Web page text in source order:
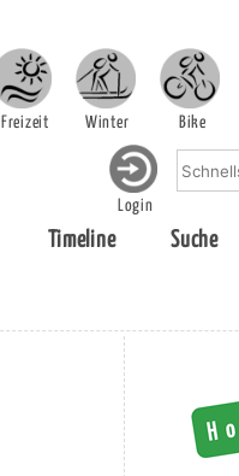
Freizeit Winter Bike
Login
Timeline Suche